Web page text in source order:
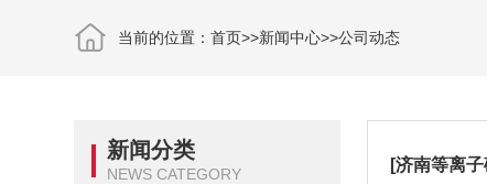
当前的位置：首页>>新闻中心>>公司动态
新闻分类
NEWS CATEGORY [济南等离